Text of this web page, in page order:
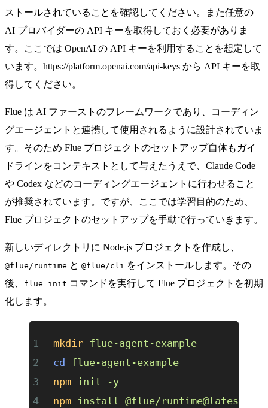
ストールされていることを確認してください。また任意の
AI プロバイダーの API キーを取得しておく必要がありま
す。ここでは OpenAI の API キーを利用することを想定して
います。 https://platform.openai.com/api-keys から API キーを取
得してください。
Flue は AI ファーストのフレームワークであり、コーディン
グエージェントと連携して使用されるように設計されていま
す。そのため Flue プロジェクトのセットアップ自体も ガイ
ドラインをコンテキストとして与えたうえで、Claude Code
や Codex などのコーディングエージェントに行わせること
が推奨されています。ですが、ここでは学習目的のため、
Flue プロジェクトのセットアップを手動で行っていきます。
新しいディレクトリに Node.js プロジェクトを作成し、
@flue/runtime と @flue/cli をインストールします。その
後、
flue init コマンドを実行して Flue プロジェクトを初期
化します。
mkdir flue-agent-example
cd flue-agent-example
npm init -y
npm install @flue/runtime@latest